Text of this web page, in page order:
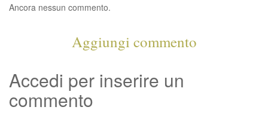
Ancora nessun commento.
Aggiungi commento
Accedi per inserire un
commento